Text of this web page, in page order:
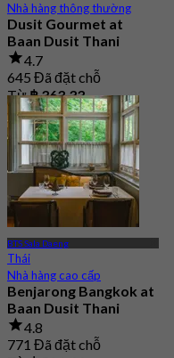
Nhà hàng thông thường
Dusit Gourmet at
Baan Dusit Thani
4.7
645 Đã đặt chỗ
Từ฿ 363.33
BTS Sala Daeng
Thái
Nhà hàng cao cấp
Benjarong Bangkok at
Baan Dusit Thani
4.8
771 Đã đặt chỗ